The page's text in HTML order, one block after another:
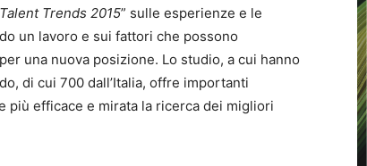
Talent Trends 2015” sulle esperienze e le
un lavoro e sui fattori che possono
una nuova posizione. Lo studio, a cui hanno
di cui 700 dall’Italia, offre importanti
più efficace e mirata la ricerca dei migliori